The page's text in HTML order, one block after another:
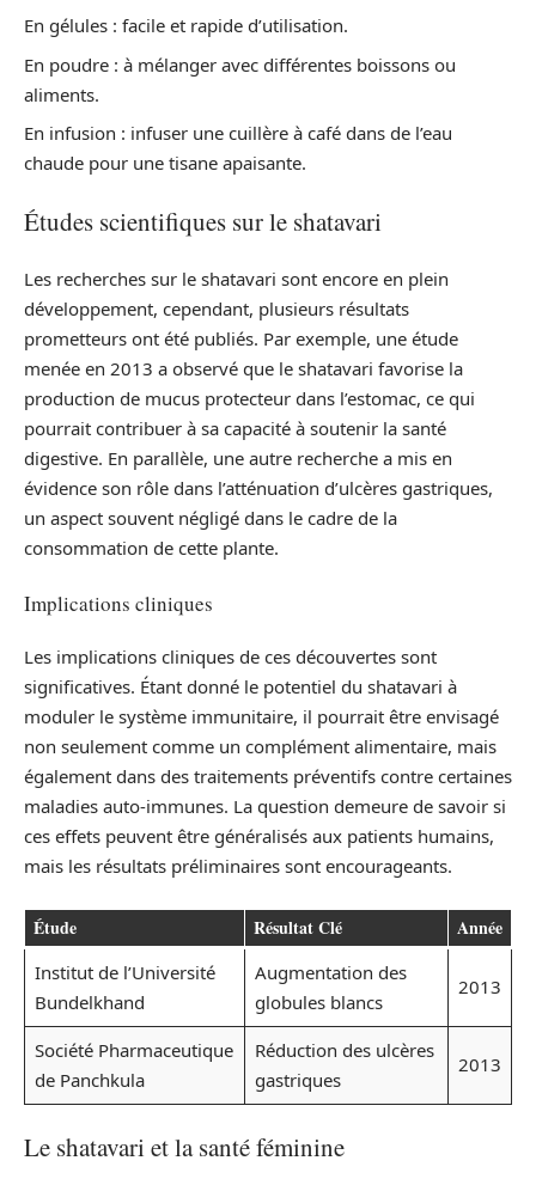
En gélules : facile et rapide d’utilisation.
En poudre : à mélanger avec différentes boissons ou
aliments.
En infusion : infuser une cuillère à café dans de l’eau
chaude pour une tisane apaisante.
Études scientifiques sur le shatavari
Les recherches sur le shatavari sont encore en plein
développement, cependant, plusieurs résultats
prometteurs ont été publiés. Par exemple, une étude
menée en 2013 a observé que le shatavari favorise la
production de mucus protecteur dans l’estomac, ce qui
pourrait contribuer à sa capacité à soutenir la santé
digestive. En parallèle, une autre recherche a mis en
évidence son rôle dans l’atténuation d’ulcères gastriques,
un aspect souvent négligé dans le cadre de la
consommation de cette plante.
Implications cliniques
Les implications cliniques de ces découvertes sont
significatives. Étant donné le potentiel du shatavari à
moduler le système immunitaire, il pourrait être envisagé
non seulement comme un complément alimentaire, mais
également dans des traitements préventifs contre certaines
maladies auto-immunes. La question demeure de savoir si
ces effets peuvent être généralisés aux patients humains,
mais les résultats préliminaires sont encourageants.
Étude Résultat Clé Année
Institut de l’Université
Bundelkhand
Augmentation des
globules blancs
2013
Société Pharmaceutique
de Panchkula
Réduction des ulcères
gastriques
2013
Le shatavari et la santé féminine